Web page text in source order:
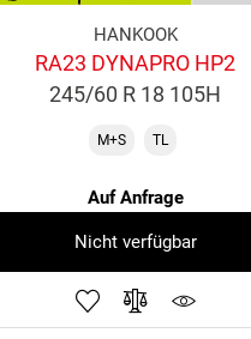
HANKOOK
RA23 DYNAPRO HP2
245/60 R 18 105H
M+S TL
Auf Anfrage
Nicht verfügbar